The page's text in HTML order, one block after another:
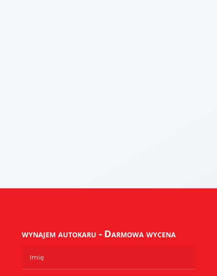
wynajem autokaru - Darmowa wycena